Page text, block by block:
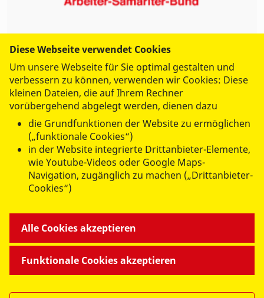
Fachabteilung Ausbildung
Unser Büro ist nicht durchgängig besetzt. Schreiben Sie
uns gerne eine E-Mail mit Ihrem Anliegen und wir melden
uns schnellst möglich bei Ihnen.
Tel.:089 74363-104
ausbildung@asbmuenchen.de
ASB Regionalverband
München/Oberbayern e.V.
Adi-Maislinger-Straße 6-8
Diese Webseite verwendet Cookies
Um unsere Webseite für Sie optimal gestalten und
verbessern zu können, verwenden wir Cookies: Diese
kleinen Dateien, die auf Ihrem Rechner
vorübergehend abgelegt werden, dienen dazu
die Grundfunktionen der Website zu ermöglichen
(„funktionale Cookies“)
in der Website integrierte Drittanbieter-Elemente,
wie Youtube-Videos oder Google Maps-
Navigation, zugänglich zu machen („Drittanbieter-
Cookies“)
Funktionale Cookies akzeptieren
Alle Cookies akzeptieren